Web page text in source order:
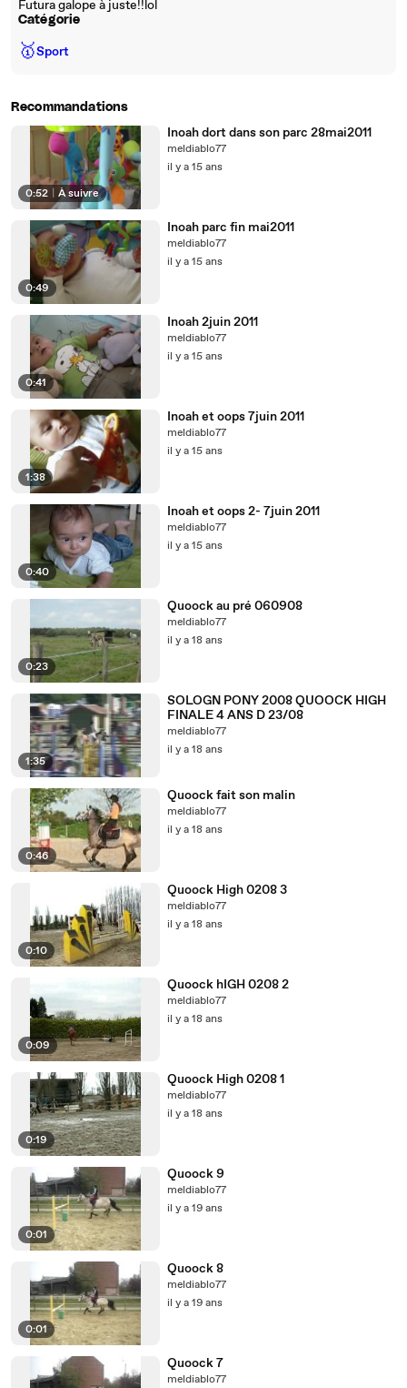
Futura galope à juste!!lol
Catégorie
🥇Sport
Recommandations
0:52 À suivre
Inoah dort dans son parc 28mai2011
meldiablo77
il y a 15 ans
0:49
Inoah parc fin mai2011
meldiablo77
il y a 15 ans
0:41
Inoah 2juin 2011
meldiablo77
il y a 15 ans
1:38
Inoah et oops 7juin 2011
meldiablo77
il y a 15 ans
0:40
Inoah et oops 2- 7juin 2011
meldiablo77
il y a 15 ans
0:23
Quoock au pré 060908
meldiablo77
il y a 18 ans
1:35
SOLOGN PONY 2008 QUOOCK HIGH
FINALE 4 ANS D 23/08
meldiablo77
il y a 18 ans
0:46
Quoock fait son malin
meldiablo77
il y a 18 ans
0:10
Quoock High 0208 3
meldiablo77
il y a 18 ans
0:09
Quoock hIGH 0208 2
meldiablo77
il y a 18 ans
0:19
Quoock High 0208 1
meldiablo77
il y a 18 ans
0:01
Quoock 9
meldiablo77
il y a 19 ans
0:01
Quoock 8
meldiablo77
il y a 19 ans
Quoock 7
meldiablo77